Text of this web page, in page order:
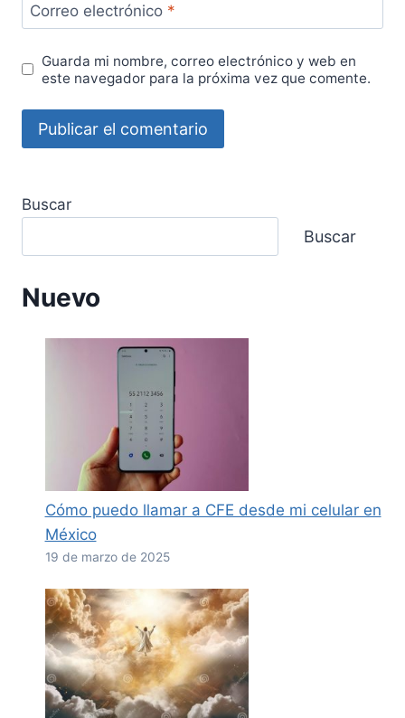
Correo electrónico *
Guarda mi nombre, correo electrónico y web en
este navegador para la próxima vez que comente.
Buscar
Buscar
Nuevo
Cómo puedo llamar a CFE desde mi celular en
México
19 de marzo de 2025